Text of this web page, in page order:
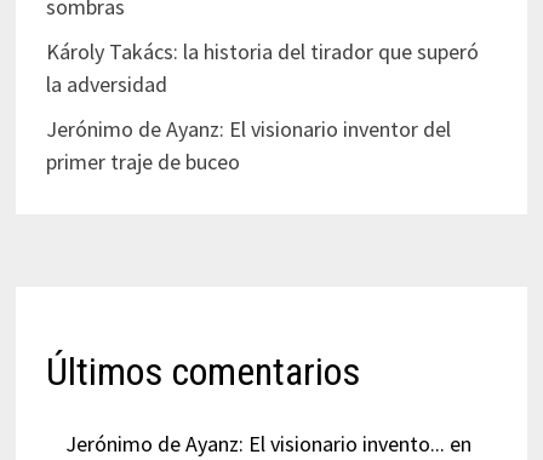
sombras
Károly Takács: la historia del tirador que superó
la adversidad
Jerónimo de Ayanz: El visionario inventor del
primer traje de buceo
Últimos comentarios
Jerónimo de Ayanz: El visionario invento... en